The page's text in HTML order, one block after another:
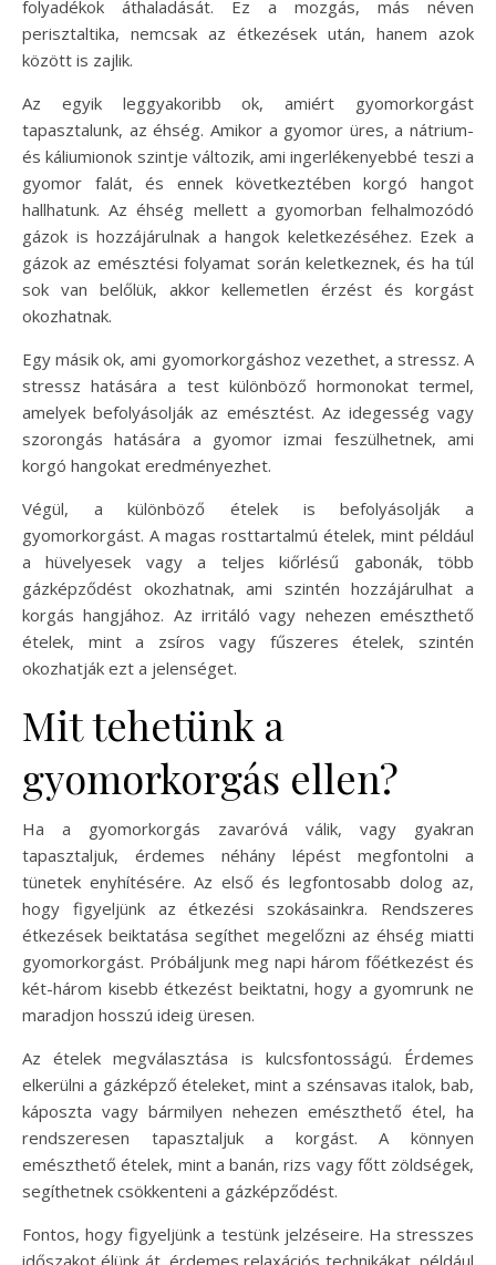
folyadékok áthaladását. Ez a mozgás, más néven
perisztaltika, nemcsak az étkezések után, hanem azok
között is zajlik.
Az egyik leggyakoribb ok, amiért gyomorkorgást
tapasztalunk, az éhség. Amikor a gyomor üres, a nátrium-
és káliumionok szintje változik, ami ingerlékenyebbé teszi a
gyomor falát, és ennek következtében korgó hangot
hallhatunk. Az éhség mellett a gyomorban felhalmozódó
gázok is hozzájárulnak a hangok keletkezéséhez. Ezek a
gázok az emésztési folyamat során keletkeznek, és ha túl
sok van belőlük, akkor kellemetlen érzést és korgást
okozhatnak.
Egy másik ok, ami gyomorkorgáshoz vezethet, a stressz. A
stressz hatására a test különböző hormonokat termel,
amelyek befolyásolják az emésztést. Az idegesség vagy
szorongás hatására a gyomor izmai feszülhetnek, ami
korgó hangokat eredményezhet.
Végül, a különböző ételek is befolyásolják a
gyomorkorgást. A magas rosttartalmú ételek, mint például
a hüvelyesek vagy a teljes kiőrlésű gabonák, több
gázképződést okozhatnak, ami szintén hozzájárulhat a
korgás hangjához. Az irritáló vagy nehezen emészthető
ételek, mint a zsíros vagy fűszeres ételek, szintén
okozhatják ezt a jelenséget.
Mit tehetünk a
gyomorkorgás ellen?
Ha a gyomorkorgás zavaróvá válik, vagy gyakran
tapasztaljuk, érdemes néhány lépést megfontolni a
tünetek enyhítésére. Az első és legfontosabb dolog az,
hogy figyeljünk az étkezési szokásainkra. Rendszeres
étkezések beiktatása segíthet megelőzni az éhség miatti
gyomorkorgást. Próbáljunk meg napi három főétkezést és
két-három kisebb étkezést beiktatni, hogy a gyomrunk ne
maradjon hosszú ideig üresen.
Az ételek megválasztása is kulcsfontosságú. Érdemes
elkerülni a gázképző ételeket, mint a szénsavas italok, bab,
káposzta vagy bármilyen nehezen emészthető étel, ha
rendszeresen tapasztaljuk a korgást. A könnyen
emészthető ételek, mint a banán, rizs vagy főtt zöldségek,
segíthetnek csökkenteni a gázképződést.
Fontos, hogy figyeljünk a testünk jelzéseire. Ha stresszes
időszakot élünk át, érdemes relaxációs technikákat, például